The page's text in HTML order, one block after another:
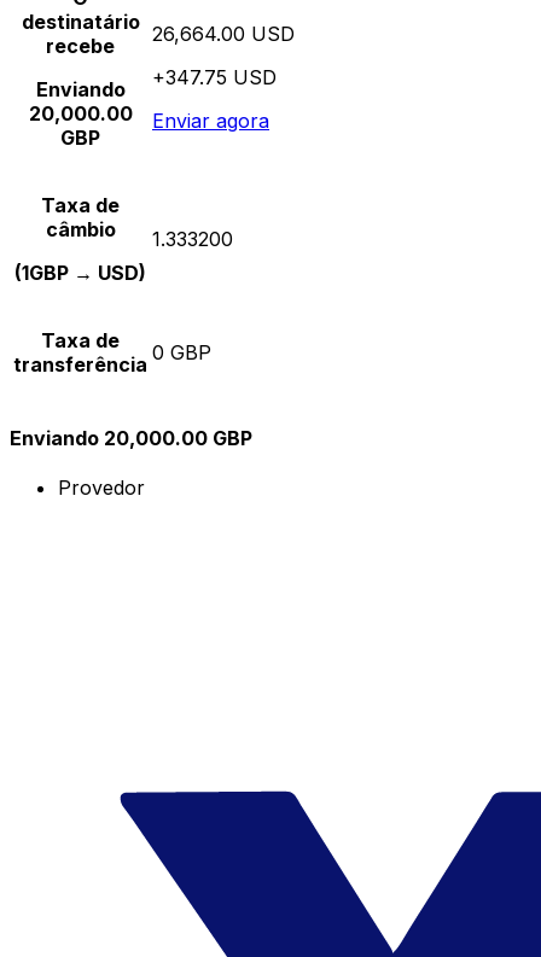
destinatário
recebe
Enviando
20,000.00
GBP
26,664.00 USD
+347.75 USD
Enviar agora
Taxa de
câmbio
(1GBP → USD)
1.333200
Taxa de
transferência 0 GBP
Enviando 20,000.00 GBP
Provedor